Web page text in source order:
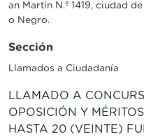
an Martín N.º 1419, ciudad
o Negro.
Sección
Llamados a Ciudadanía
LLAMADO A
OPOSICIÓN Y
HASTA 20 (VEINTE)